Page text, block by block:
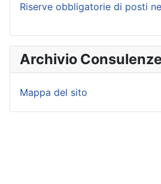
Riserve obbligatorie di posti
Archivio Consulenze
Mappa del sito